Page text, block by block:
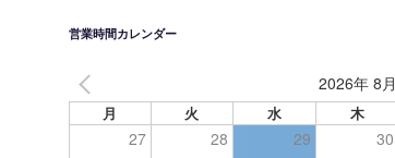
営業時間カレンダー
2026年 8月
月 火 水 木
27 28 29 30